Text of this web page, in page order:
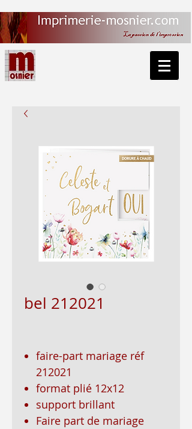
bel 212021
faire-part mariage réf
212021
format plié 12x12
support brillant
Faire part de mariage